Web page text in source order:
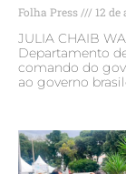
Folha Press 12 de
JULIA CHAIB
Departamento
comando do
ao governo